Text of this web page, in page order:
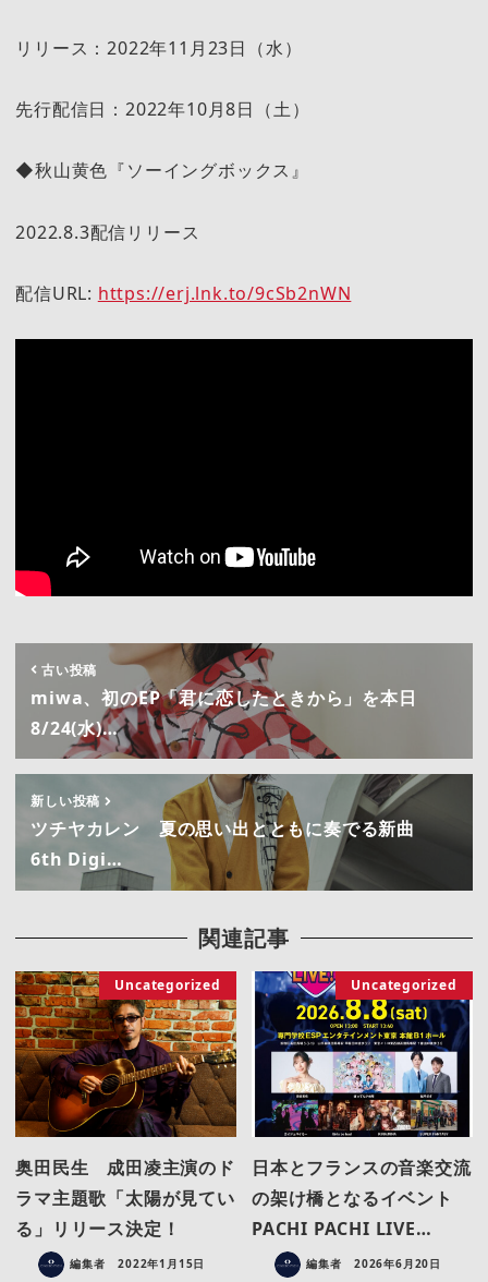
リリース：2022年11月23日（水）
先行配信日：2022年10月8日（土）
◆秋山黄色『ソーイングボックス』
2022.8.3配信リリース
配信URL: https://erj.lnk.to/9cSb2nWN
古い投稿
miwa、初のEP「君に恋したときから」を本日
8/24(水)…
新しい投稿
ツチヤカレン 夏の思い出とともに奏でる新曲
6th Digi…
関連記事
Uncategorized
奥田民生 成田凌主演のド
ラマ主題歌「太陽が見てい
る」リリース決定！
編集者 2022年1月15日
Uncategorized
日本とフランスの音楽交流
の架け橋となるイベント
PACHI PACHI LIVE…
編集者 2026年6月20日